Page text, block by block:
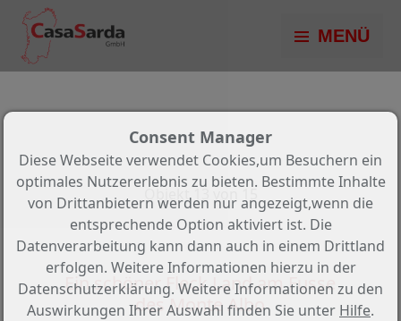
MENÜ
Objekt 13 von 15
Zurück zur Übersicht
Ein schöner Fleck Land am Fusse
des Monte Albo
Consent Manager
Diese Webseite verwendet Cookies,um Besuchern ein
optimales Nutzererlebnis zu bieten. Bestimmte Inhalte
von Drittanbietern werden nur angezeigt,wenn die
entsprechende Option aktiviert ist. Die
Datenverarbeitung kann dann auch in einem Drittland
erfolgen. Weitere Informationen hierzu in der
Datenschutzerklärung. Weitere Informationen zu den
Auswirkungen Ihrer Auswahl finden Sie unter Hilfe.